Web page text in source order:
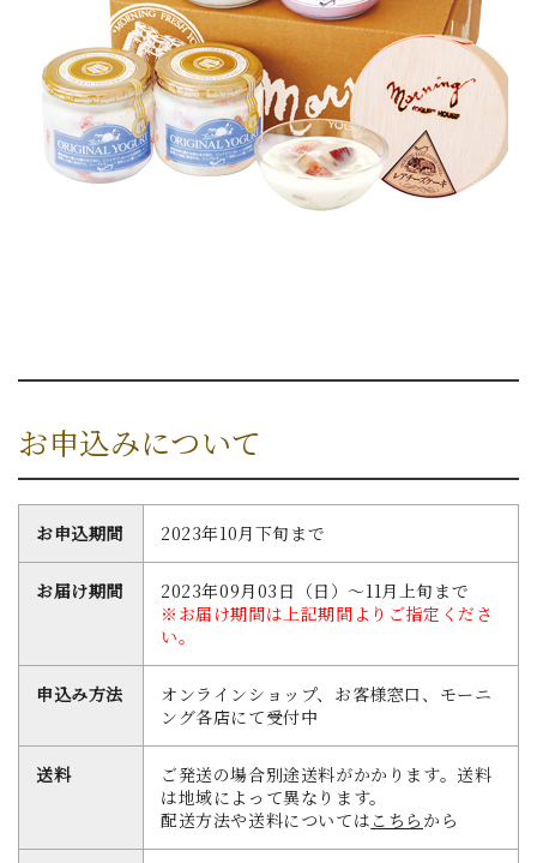
お申込みについて
お申込期間 2023年10月下旬まで
お届け期間
2023年09月03日（日）～11月上旬まで
※お届け期間は上記期間よりご指定くださ
い。
申込み方法
オンラインショップ、お客様窓口、モーニ
ング各店にて受付中
送料
ご発送の場合別途送料がかかります。送料
は地域によって異なります。
配送方法や送料については こちら から